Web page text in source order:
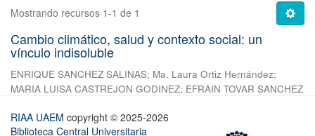
Mostrando recursos 1-1 de 1
Cambio climático, salud y contexto social: un
vínculo indisoluble
ENRIQUE SANCHEZ SALINAS; Ma. Laura Ortiz Hernández;
MARIA LUISA CASTREJON GODINEZ; EFRAIN TOVAR SANCHEZ
RIAA UAEM copyright © 2025-2026
Biblioteca Central Universitaria